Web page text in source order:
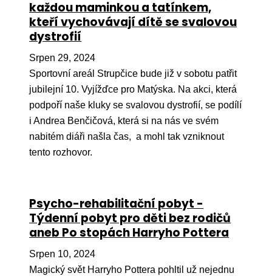
každou maminkou a tatínkem,
kteří vychovávají dítě se svalovou
dystrofií
Srpen 29, 2024
Sportovní areál Strupčice bude již v sobotu patřit
jubilejní 10. Vyjížďce pro Matýska. Na akci, která
podpoří naše kluky se svalovou dystrofií, se podílí
i Andrea Benčičová, která si na nás ve svém
nabitém diáři našla čas, a mohl tak vzniknout
tento rozhovor.
Psycho-rehabilitační pobyt -
Týdenní pobyt pro děti bez rodičů
aneb Po stopách Harryho Pottera
Srpen 10, 2024
Magický svět Harryho Pottera pohltil už nejednu